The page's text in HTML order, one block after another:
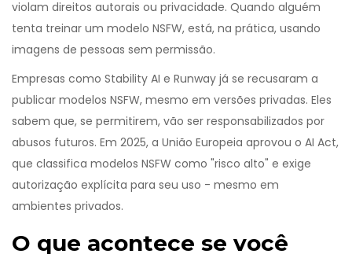
violam direitos autorais ou privacidade. Quando alguém
tenta treinar um modelo NSFW, está, na prática, usando
imagens de pessoas sem permissão.
Empresas como Stability AI e Runway já se recusaram a
publicar modelos NSFW, mesmo em versões privadas. Eles
sabem que, se permitirem, vão ser responsabilizados por
abusos futuros. Em 2025, a União Europeia aprovou o AI Act,
que classifica modelos NSFW como "risco alto" e exige
autorização explícita para seu uso - mesmo em
ambientes privados.
O que acontece se você